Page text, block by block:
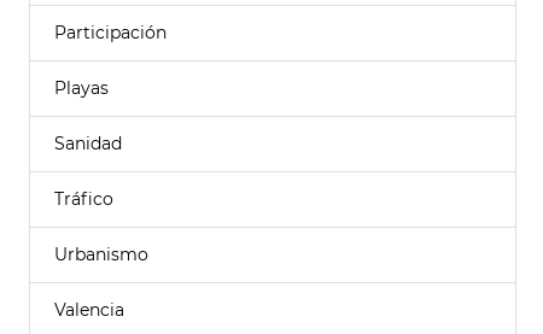
Participación
Playas
Sanidad
Tráfico
Urbanismo
Valencia